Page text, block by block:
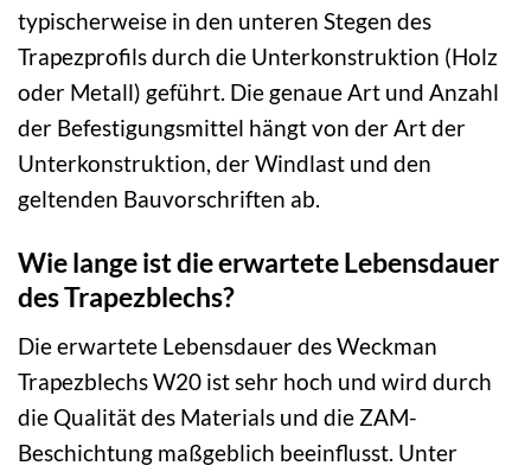
typischerweise in den unteren Stegen des
Trapezprofils durch die Unterkonstruktion (Holz
oder Metall) geführt. Die genaue Art und Anzahl
der Befestigungsmittel hängt von der Art der
Unterkonstruktion, der Windlast und den
geltenden Bauvorschriften ab.
Wie lange ist die erwartete Lebensdauer
des Trapezblechs?
Die erwartete Lebensdauer des Weckman
Trapezblechs W20 ist sehr hoch und wird durch
die Qualität des Materials und die ZAM-
Beschichtung maßgeblich beeinflusst. Unter